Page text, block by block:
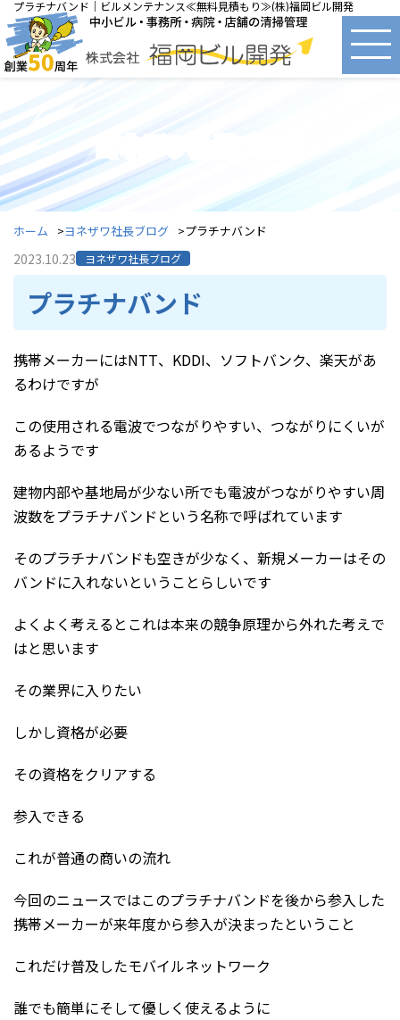
プラチナバンド｜ビルメンテナンス≪無料見積もり≫(株)福岡ビル開発
ヨネザワ社長ブログ
ホーム ヨネザワ社長ブログ プラチナバンド
2023.10.23 ヨネザワ社長ブログ
プラチナバンド
携帯メーカーにはNTT、KDDI、ソフトバンク、楽天があ
るわけですが
この使用される電波でつながりやすい、つながりにくいが
あるようです
建物内部や基地局が少ない所でも電波がつながりやすい周
波数をプラチナバンドという名称で呼ばれています
そのプラチナバンドも空きが少なく、新規メーカーはその
バンドに入れないということらしいです
よくよく考えるとこれは本来の競争原理から外れた考えで
はと思います
その業界に入りたい
しかし資格が必要
その資格をクリアする
参入できる
これが普通の商いの流れ
今回のニュースではこのプラチナバンドを後から参入した
携帯メーカーが来年度から参入が決まったということ
これだけ普及したモバイルネットワーク
誰でも簡単にそして優しく使えるように